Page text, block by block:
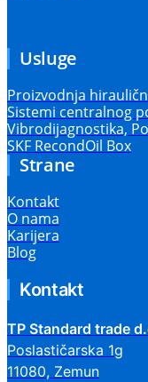
Usluge
Proizvodnja
Sistemi centralnog
Vibrodijagnostika,
SKF RecondOil Box
Strane
Kontakt
O nama
Karijera
Blog
Kontakt
TP Standard trade
Poslastičarska 1g
11080, Zemun